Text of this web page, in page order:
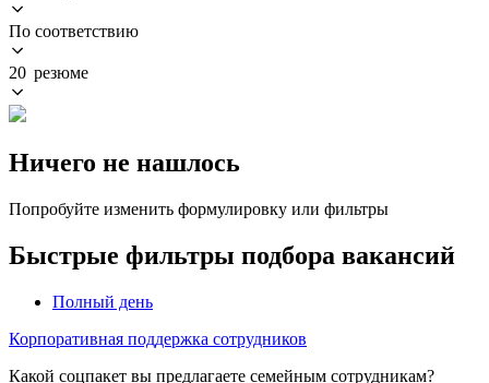
По соответствию
20 резюме
Ничего не нашлось
Попробуйте изменить формулировку или фильтры
Быстрые фильтры подбора вакансий
Полный день
Корпоративная поддержка сотрудников
Какой соцпакет вы предлагаете семейным сотрудникам?